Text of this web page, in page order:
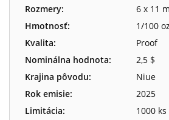
Rozmery:
6 x 11
Hmotnosť:
1/100
Kvalita:
Proof
Nominálna hodnota:
2,5 $
Krajina pôvodu:
Niue
Rok emisie:
2025
Limitácia:
1000 ks